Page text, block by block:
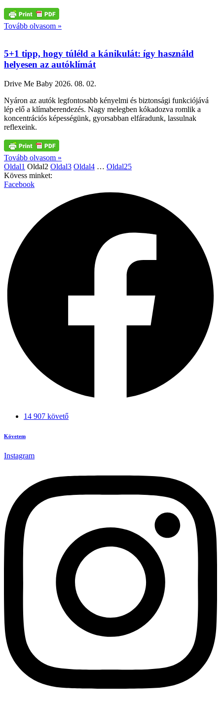
Tovább olvasom »
5+1 tipp, hogy túléld a kánikulát: így használd
helyesen az autóklímát
Drive Me Baby 2026. 08. 02.
Nyáron az autók legfontosabb kényelmi és biztonsági funkciójává
lép elő a klímaberendezés. Nagy melegben kókadozva romlik a
koncentrációs képességünk, gyorsabban elfáradunk, lassulnak
reflexeink.
Tovább olvasom »
Oldal1 Oldal2 Oldal3 Oldal4 … Oldal25
Kövess minket:
Facebook
14 907 követő
Követem
Instagram